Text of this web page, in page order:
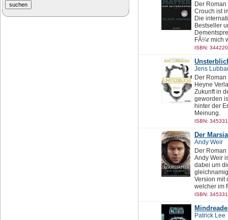
Der
Crouch ist
Die
Bestseller
FÃ¼r mich
ISBN:
Jens
Der
Heyne
Zukunft in
geworden
hinter der
Meinung.
ISBN:
Der
Andy Weir
Der
Andy Weir
dabei um
Version mit
welcher im
ISBN:
Patrick Lee